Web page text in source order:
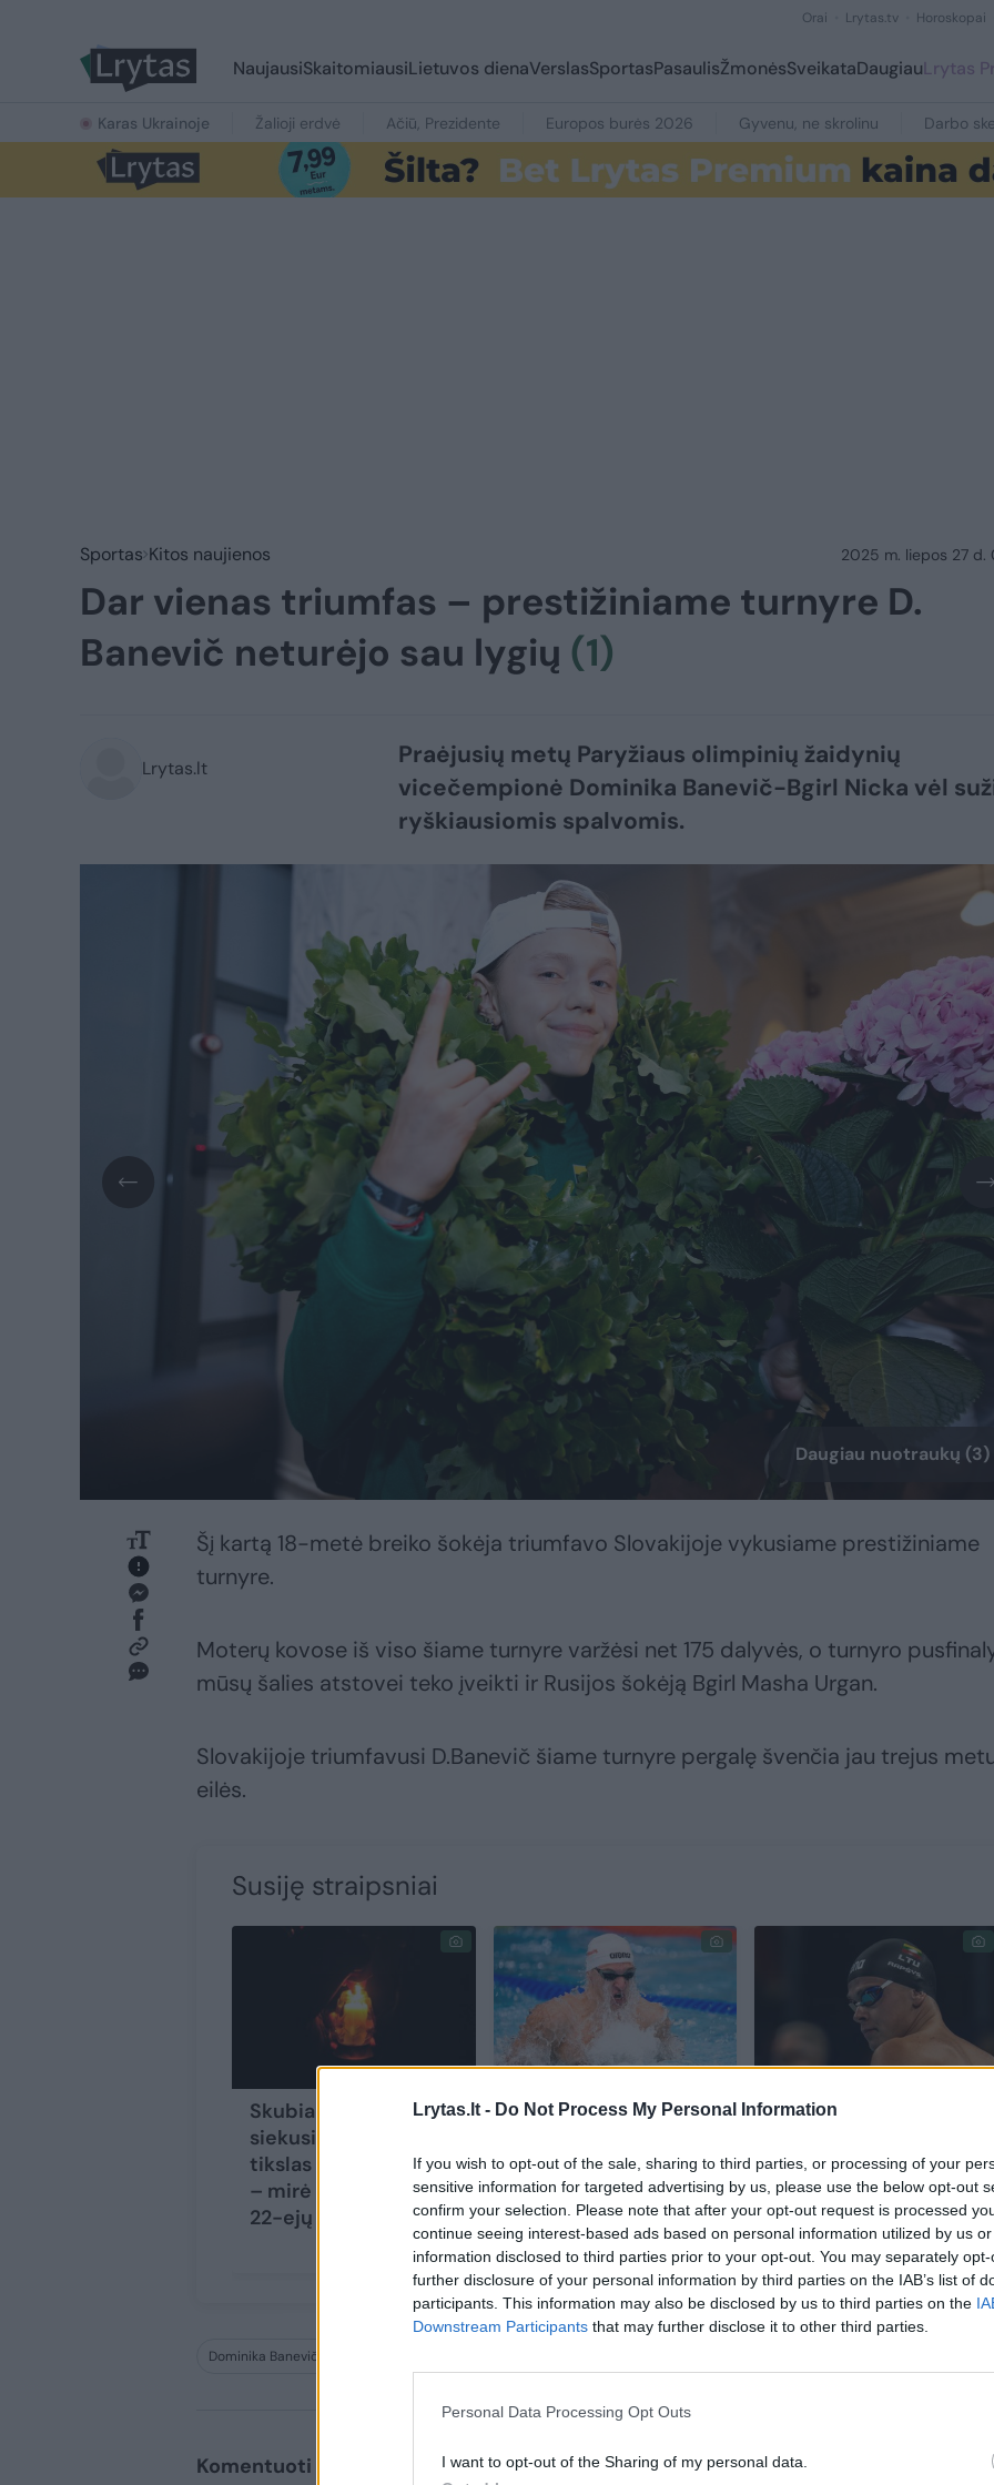
Lrytas.lt - Do Not Process My Personal Information
If you wish to opt-out of the sale, sharing to third parties, or processing of your
sensitive information for targeted advertising by us, please use the below opt-out
confirm your selection. Please note that after your opt-out request is processed
continue seeing interest-based ads based on personal information utilized by us
information disclosed to third parties prior to your opt-out. You may separately
further disclosure of your personal information by third parties on the IAB’s list of
participants. This information may also be disclosed by us to third parties on the
Downstream Participants that may further disclose it to other third parties.
Personal Data Processing Opt Outs
I want to opt-out of the Sharing of my personal data.
Orai Lrytas.tv Horoskopai
NaujausiSkaitomiausiLietuvos dienaVerslasSportasPasaulisŽmonėsSveikataDaugiauLrytas
Karas Ukrainoje Žalioji erdvė Ačiū, Prezidente Europos burės 2026 Gyvenu, ne skrolinu Darbo
Sportas Kitos naujienos 2025 m. liepos 27 d.
Dar vienas triumfas – prestižiniame turnyre D.
Banevič neturėjo sau lygių (1)
Lrytas.lt
Praėjusių metų Paryžiaus olimpinių žaidynių
vicečempionė Dominika Banevič-Bgirl Nicka vėl
ryškiausiomis spalvomis.
Daugiau nuotraukų (3)
Šį kartą 18-metė breiko šokėja triumfavo Slovakijoje vykusiame prestižiniame
turnyre.
Moterų kovose iš viso šiame turnyre varžėsi net 175 dalyvės, o turnyro
mūsų šalies atstovei teko įveikti ir Rusijos šokėją Bgirl Masha Urgan.
Slovakijoje triumfavusi D.Banevič šiame turnyre pergalę švenčia jau trejus
eilės.
Susiję straipsniai
Skubiai svorį mesti
siekusio kovotojo
tikslas virto tragedija
– mirė būdamas vos
22-ejų
A. Šidlauskas įplaukė
čempionato pusfinalį
ir turėjo pažadą:
„Vakare bus geriau“
Lietuvos plaukikų
pirmenybėse – krito
16 metų nepajudintas
rekordas!
Dominika Banevič Bgirl Nicka
Komentuoti po šiuo straipsniu